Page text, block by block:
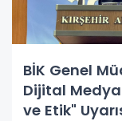
BİK Genel
Dijital Medya
ve Etik"